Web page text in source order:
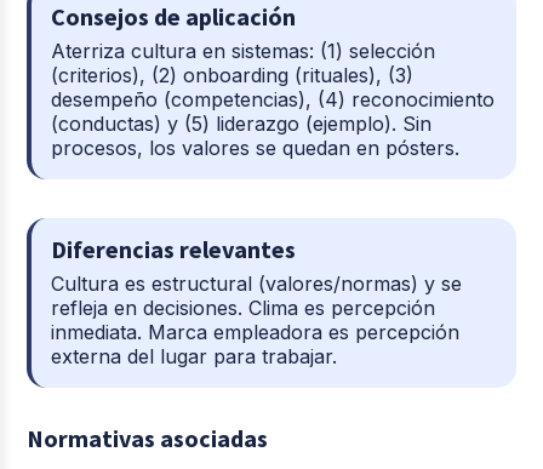
Consejos de aplicación
Aterriza cultura en sistemas: (1) selección
(criterios), (2) onboarding (rituales), (3)
desempeño (competencias), (4) reconocimiento
(conductas) y (5) liderazgo (ejemplo). Sin
procesos, los valores se quedan en pósters.
Diferencias relevantes
Cultura es estructural (valores/normas) y se
refleja en decisiones. Clima es percepción
inmediata. Marca empleadora es percepción
externa del lugar para trabajar.
Normativas asociadas